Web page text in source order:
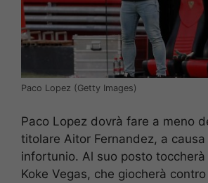
Paco Lopez (Getty Images)
Paco Lopez dovrà fare a meno
titolare Aitor Fernandez, a causa
infortunio. Al suo posto toccherà
Koke Vegas, che giocherà contro